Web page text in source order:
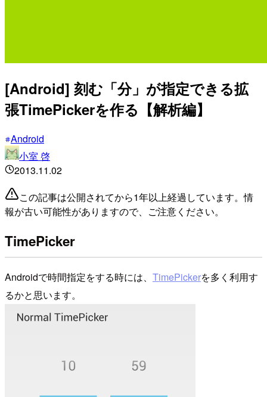
[Android] 刻む「分」が指定できる拡
張TimePickerを作る【解析編】
Android
小室 啓
2013.11.02
この記事は公開されてから1年以上経過しています。情
報が古い可能性がありますので、ご注意ください。
TimePicker
Androidで時間指定をする時には、 TimePickerを多く利用す
るかと思います。